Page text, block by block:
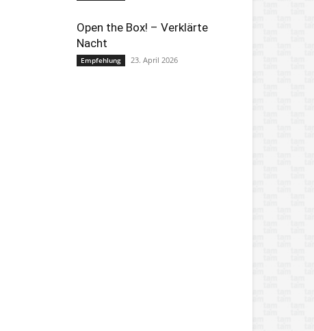
Open the Box! – Verklärte
Nacht
Empfehlung 23. April 2026